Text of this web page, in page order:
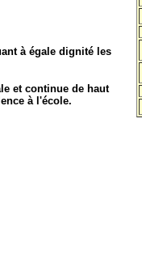
à égale dignité les
et continue de haut
à l'école.